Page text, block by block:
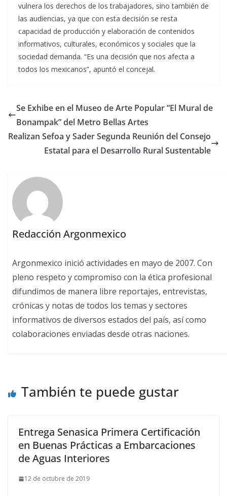
vulnera los derechos de los trabajadores, sino también de
las audiencias, ya que con esta decisión se resta
capacidad de producción y elaboración de contenidos
informativos, culturales, económicos y sociales que la
sociedad demanda. “Es una decisión que nos afecta a
todos los mexicanos”, apuntó el concejal.
Se Exhibe en el Museo de Arte Popular “El Mural de
Bonampak” del Metro Bellas Artes
Realizan Sefoa y Sader Segunda Reunión del Consejo
Estatal para el Desarrollo Rural Sustentable
Redacción Argonmexico
Argonmexico inició actividades en mayo de 2007. Con
pleno respeto y compromiso con la ética profesional
difundimos de manera libre reportajes, entrevistas,
crónicas y notas de todos los temas y sectores
informativos de diversos estados del país, así como
colaboraciones enviadas desde otras naciones.
También te puede gustar
Entrega Senasica Primera Certificación
en Buenas Prácticas a Embarcaciones
de Aguas Interiores
12 de octubre de 2019